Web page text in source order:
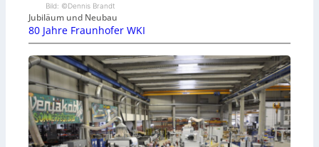
Bild: ©Dennis Brandt
Jubiläum und Neubau
80 Jahre Fraunhofer WKI